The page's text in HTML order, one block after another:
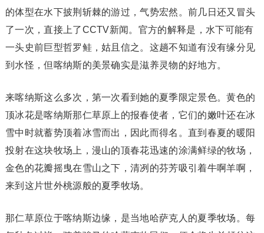
的体型在水下披荆斩棘的游过，气势宏然。前几日还又冒头
了一次，直接上了CCTV新闻。官方的解释是，水下可能有
一头史前巨型哲罗鲑，姑且信之。这趟不知道有没有缘分见
到水怪，但喀纳斯的美景确实是滋养灵物的好地方。
来喀纳斯这么多次，第一次看到她的夏季限定景色。黄色的
顶冰花是喀纳斯那仁草原上的报春使者，它们的嫩叶还在冰
雪中时就蓄势顶着冰雪而出，因此而得名。直到春夏的暖阳
投射在这块牧场上，漫山的顶春花迅速的涂满鲜绿的牧场，
金色的花瓣摇曳在雪山之下，清冽的芬芳吸引着牛啊羊啊，
来到这片世外桃源般的夏季牧场。
那仁草原位于喀纳斯边缘，是当地哈萨克人的夏季牧场。每